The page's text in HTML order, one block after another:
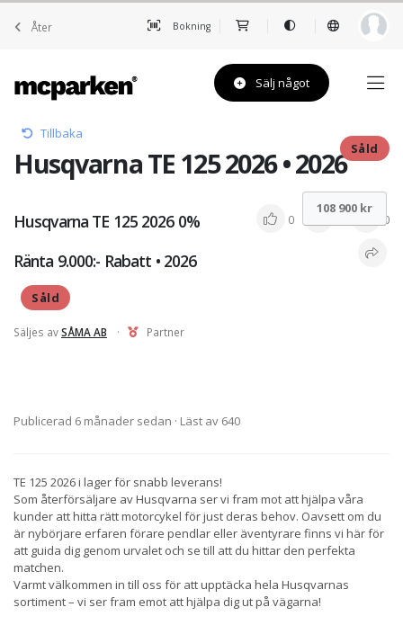
Åter Bokning
Sälj något
Tillbaka
Husqvarna TE 125 2026 • 2026 Såld
Husqvarna TE 125 2026 0%
Ränta 9.000:- Rabatt • 2026
Såld
0 0
Säljes avSÅMA AB · Partner
108 900 kr
Publicerad 6 månader sedan · Läst av 640
TE 125 2026 i lager för snabb leverans!
Som återförsäljare av Husqvarna ser vi fram mot att hjälpa våra
kunder att hitta rätt motorcykel för just deras behov. Oavsett om du
är nybörjare erfaren förare pendlar eller äventyrare finns vi här för
att guida dig genom urvalet och se till att du hittar den perfekta
matchen.
Varmt välkommen in till oss för att upptäcka hela Husqvarnas
sortiment – vi ser fram emot att hjälpa dig ut på vägarna!